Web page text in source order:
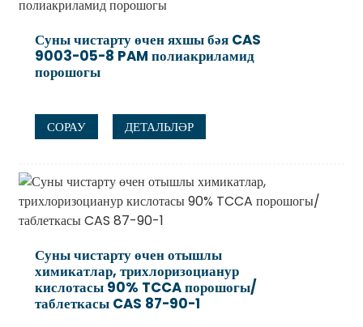
Суны чистарту өчен яхшы бәя CAS
9003-05-8 PAM полиакриламид
порошогы
СОРАУ ДЕТАЛЬЛӘР
Суны чистарту өчен отышлы
химикатлар, трихлоризоцианур
кислотасы 90% TCCA порошогы/
таблеткасы CAS 87-90-1